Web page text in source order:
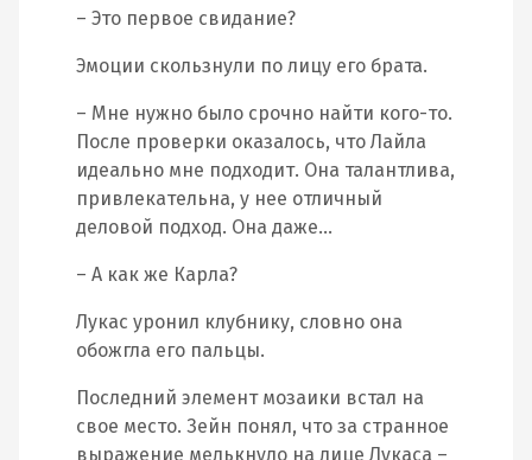
– Это первое свидание?
Эмоции скользнули по лицу его брата.
– Мне нужно было срочно найти кого-то.
После проверки оказалось, что Лайла
идеально мне подходит. Она талантлива,
привлекательна, у нее отличный
деловой подход. Она даже…
– А как же Карла?
Лукас уронил клубнику, словно она
обожгла его пальцы.
Последний элемент мозаики встал на
свое место. Зейн понял, что за странное
выражение мелькнуло на лице Лукаса –